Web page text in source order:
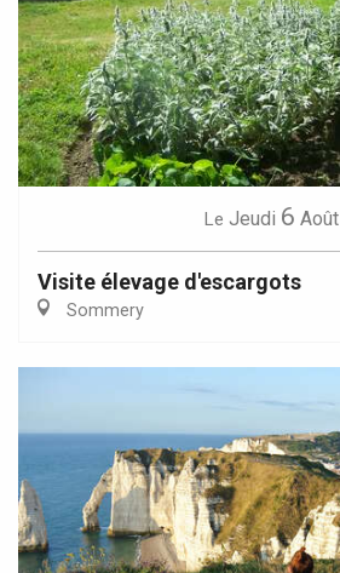
Le Jeudi 6 Août
Visite élevage d'escargots
Sommery